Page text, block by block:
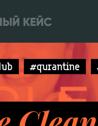
КЕЙС
#qurantine